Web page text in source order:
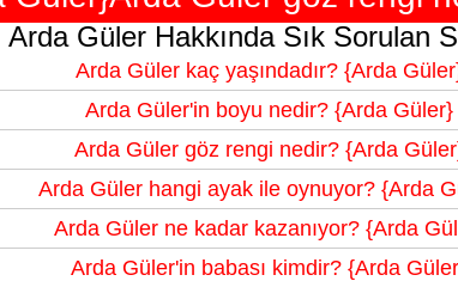
Arda Güler Hakkında Sık Sorulan
Arda Güler kaç yaşındadır? {Arda
Arda Güler'in boyu nedir? {Arda Güler}
Arda Güler göz rengi nedir? {Arda
Arda Güler hangi ayak ile oynuyor? {Arda
Arda Güler ne kadar kazanıyor? {Arda
Arda Güler'in babası kimdir? {Arda